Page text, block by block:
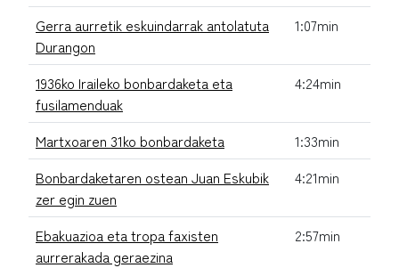
Gerra aurretik eskuindarrak antolatuta
Durangon
1:07min
1936ko Iraileko bonbardaketa eta
fusilamenduak
4:24min
Martxoaren 31ko bonbardaketa
1:33min
Bonbardaketaren ostean Juan Eskubik
zer egin zuen
4:21min
Ebakuazioa eta tropa faxisten
aurrerakada geraezina
2:57min